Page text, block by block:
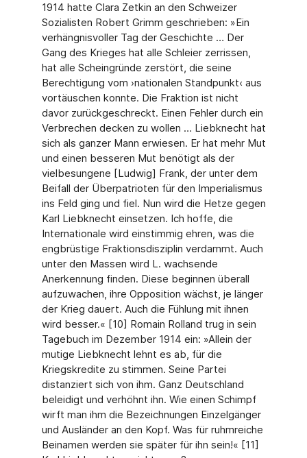
1914 hatte Clara Zetkin an den Schweizer
Sozialisten Robert Grimm geschrieben: »Ein
verhängnisvoller Tag der Geschichte … Der
Gang des Krieges hat alle Schleier zerrissen,
hat alle Scheingründe zerstört, die seine
Berechtigung vom ›nationalen Standpunkt‹ aus
vortäuschen konnte. Die Fraktion ist nicht
davor zurückgeschreckt. Einen Fehler durch ein
Verbrechen decken zu wollen … Liebknecht hat
sich als ganzer Mann erwiesen. Er hat mehr Mut
und einen besseren Mut benötigt als der
vielbesungene [Ludwig] Frank, der unter dem
Beifall der Überpatrioten für den Imperialismus
ins Feld ging und fiel. Nun wird die Hetze gegen
Karl Liebknecht einsetzen. Ich hoffe, die
Internationale wird einstimmig ehren, was die
engbrüstige Fraktionsdisziplin verdammt. Auch
unter den Massen wird L. wachsende
Anerkennung finden. Diese beginnen überall
aufzuwachen, ihre Opposition wächst, je länger
der Krieg dauert. Auch die Fühlung mit ihnen
wird besser.« [10] Romain Rolland trug in sein
Tagebuch im Dezember 1914 ein: »Allein der
mutige Liebknecht lehnt es ab, für die
Kriegskredite zu stimmen. Seine Partei
distanziert sich von ihm. Ganz Deutschland
beleidigt und verhöhnt ihn. Wie einen Schimpf
wirft man ihm die Bezeichnungen Einzelgänger
und Ausländer an den Kopf. Was für ruhmreiche
Beinamen werden sie später für ihn sein!« [11]